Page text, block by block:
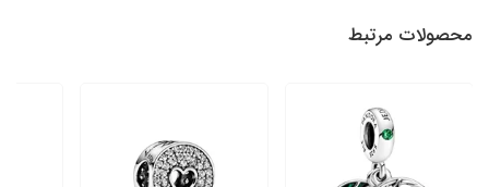
محصولات مرتبط